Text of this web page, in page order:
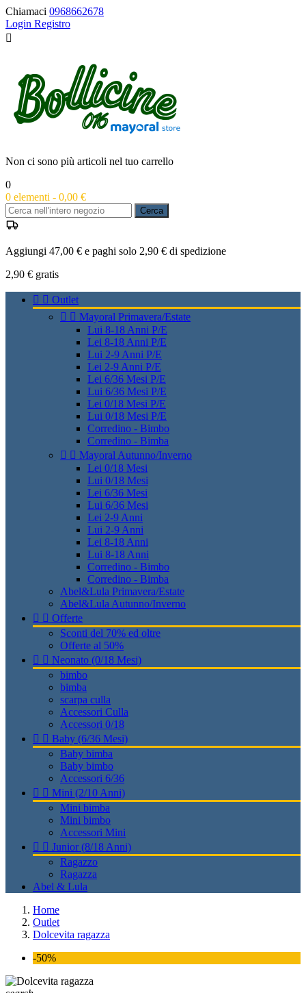
Chiamaci 0968662678
Login Registro

Non ci sono più articoli nel tuo carrello
0
0 elementi - 0,00 €
Cerca
Aggiungi 47,00 € e paghi solo 2,90 € di spedizione
2,90 € gratis
  Outlet
  Mayoral Primavera/Estate
Lui 8-18 Anni P/E
Lei 8-18 Anni P/E
Lui 2-9 Anni P/E
Lei 2-9 Anni P/E
Lei 6/36 Mesi P/E
Lui 6/36 Mesi P/E
Lei 0/18 Mesi P/E
Lui 0/18 Mesi P/E
Corredino - Bimbo
Corredino - Bimba
  Mayoral Autunno/Inverno
Lei 0/18 Mesi
Lui 0/18 Mesi
Lei 6/36 Mesi
Lui 6/36 Mesi
Lei 2-9 Anni
Lui 2-9 Anni
Lei 8-18 Anni
Lui 8-18 Anni
Corredino - Bimbo
Corredino - Bimba
Abel&Lula Primavera/Estate
Abel&Lula Autunno/Inverno
  Offerte
Sconti del 70% ed oltre
Offerte al 50%
  Neonato (0/18 Mesi)
bimbo
bimba
scarpa culla
Accessori Culla
Accessori 0/18
  Baby (6/36 Mesi)
Baby bimba
Baby bimbo
Accessori 6/36
  Mini (2/10 Anni)
Mini bimba
Mini bimbo
Accessori Mini
  Junior (8/18 Anni)
Ragazzo
Ragazza
Abel & Lula
Home
Outlet
Dolcevita ragazza
-50%